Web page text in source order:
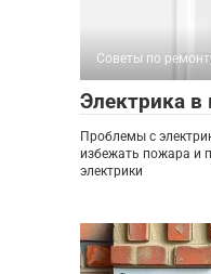
Советы по
Электрика в
Проблемы с
избежать пожара и
электрики